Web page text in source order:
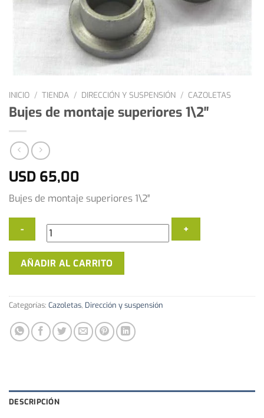
INICIO / TIENDA / DIRECCIÓN Y SUSPENSIÓN / CAZOLETAS
Bujes de montaje superiores 1\2″
USD 65,00
Bujes de montaje superiores 1\2″
Bujes
superiores
cantidad
AÑADIR AL CARRITO
Categorías: Cazoletas, Dirección y suspensión
DESCRIPCIÓN